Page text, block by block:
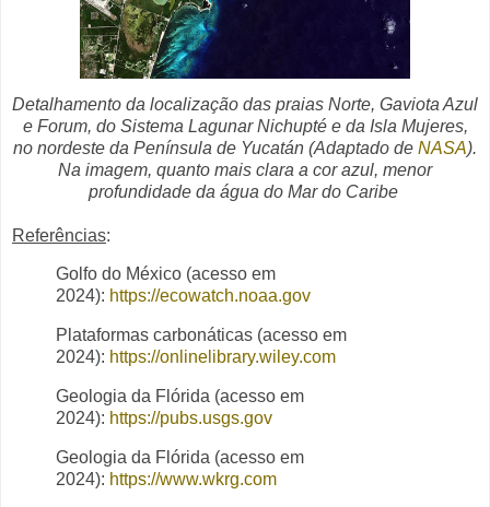
Detalhamento da localização das praias Norte, Gaviota Azul
e Forum, do Sistema Lagunar Nichupté e da Isla Mujeres,
no nordeste da Península de Yucatán (Adaptado de NASA).
Na imagem, quanto mais clara a cor azul, menor
profundidade da água do Mar do Caribe
Referências:
Golfo do México (acesso em
2024): https://ecowatch.noaa.gov
Plataformas carbonáticas (acesso em
2024): https://onlinelibrary.wiley.com
Geologia da Flórida (acesso em
2024): https://pubs.usgs.gov
Geologia da Flórida (acesso em
2024): https://www.wkrg.com